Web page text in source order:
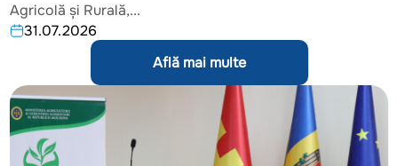
Agricolă și Rurală,...
31.07.2026
Află mai multe